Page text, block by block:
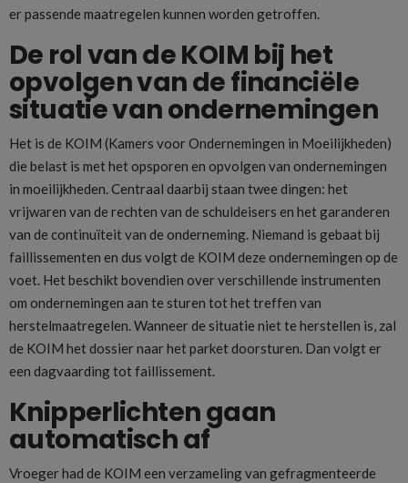
er passende maatregelen kunnen worden getroffen.
De rol van de KOIM bij het
opvolgen van de financiële
situatie van ondernemingen
Het is de KOIM (Kamers voor Ondernemingen in Moeilijkheden)
die belast is met het opsporen en opvolgen van ondernemingen
in moeilijkheden. Centraal daarbij staan twee dingen: het
vrijwaren van de rechten van de schuldeisers en het garanderen
van de continuïteit van de onderneming. Niemand is gebaat bij
faillissementen en dus volgt de KOIM deze ondernemingen op de
voet. Het beschikt bovendien over verschillende instrumenten
om ondernemingen aan te sturen tot het treffen van
herstelmaatregelen. Wanneer de situatie niet te herstellen is, zal
de KOIM het dossier naar het parket doorsturen. Dan volgt er
een dagvaarding tot faillissement.
Knipperlichten gaan
automatisch af
Vroeger had de KOIM een verzameling van gefragmenteerde